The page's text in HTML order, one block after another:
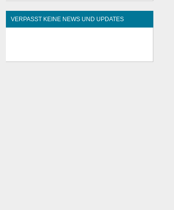
VERPASST KEINE NEWS UND UPDATES